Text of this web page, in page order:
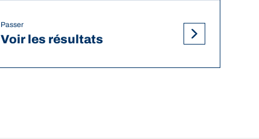
Passer
Voir les résultats